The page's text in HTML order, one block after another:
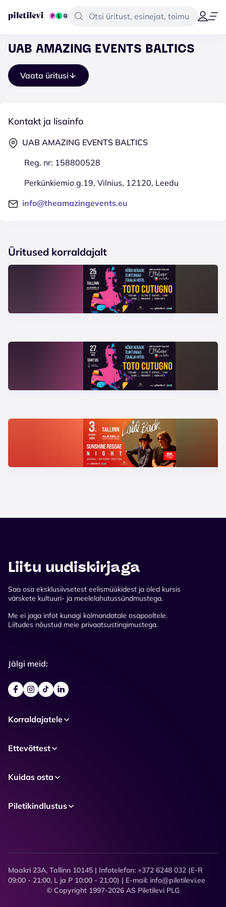
UAB AMAZING EVENTS BALTICS
Vaata üritusi
Kontakt ja lisainfo
UAB AMAZING EVENTS BALTICS
Reg. nr: 158800528
Perkūnkiemio g.19, Vilnius, 12120, Leedu
info@theamazingevents.eu
Üritused korraldajalt
Liitu uudiskirjaga
Saa osa eksklusiivsetest eelismüükidest ja oled kursis
värskete kultuuri- ja meelelahutussündmustega.
Me ei jaga infot kunagi kolmandatale osapooltele.
Liitudes nõustud meie privaatsustingimustega.
Jälgi meid:
Korraldajatele
Ettevõttest
Kuidas osta
Piletikindlustus
Maakri 23A, Tallinn 10145 | Infotelefon: +372 6248 032 (E-R
09:00 - 21:00, L ja P 10:00 - 21:00) | E-mail: info@piletilevi.ee
© Copyright 1997-2026 AS Piletilevi PLG